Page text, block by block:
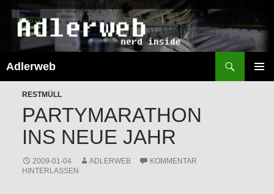
Adlerweb
SPRINGEN
RESTMÜLL
PARTYMARATHON
INS NEUE JAHR
2009-01-04 ADLERWEB
KOMMENTAR
HINTERLASSEN